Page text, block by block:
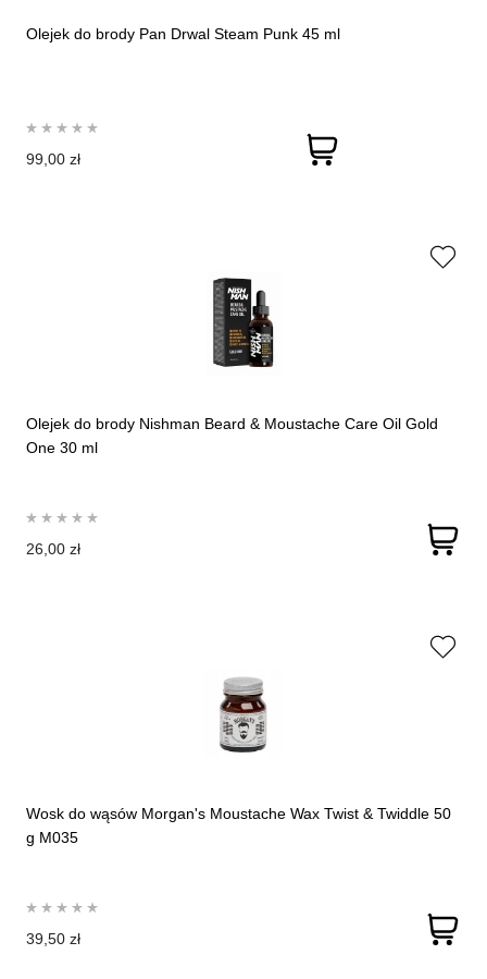
Olejek do brody Pan Drwal Steam Punk 45 ml
99,00 zł
Olejek do brody Nishman Beard & Moustache Care Oil Gold
One 30 ml
26,00 zł
Wosk do wąsów Morgan's Moustache Wax Twist & Twiddle 50
g M035
39,50 zł